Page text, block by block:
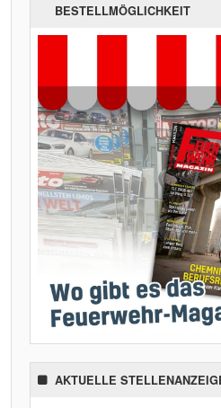
BESTELLMÖGLICHKEIT
AKTUELLE